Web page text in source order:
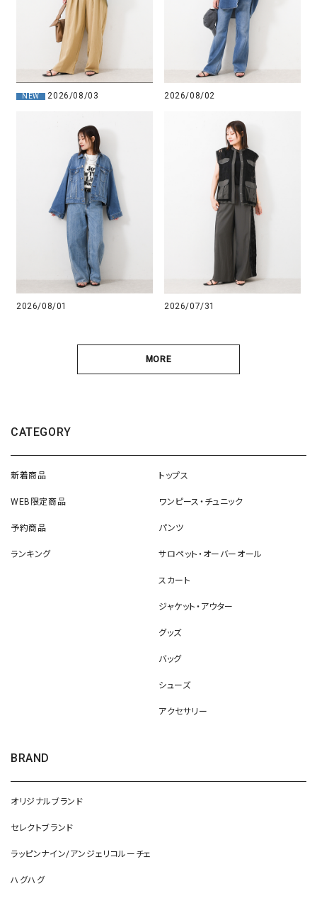
NEW 2026/08/03 2026/08/02
2026/08/01 2026/07/31
MORE
CATEGORY
新着商品
WEB限定商品
予約商品
ランキング
トップス
ワンピース・チュニック
パンツ
サロペット・オーバーオール
スカート
ジャケット・アウター
グッズ
バッグ
シューズ
アクセサリー
BRAND
オリジナルブランド
セレクトブランド
ラッピンナイン/アンジェリコルーチェ
ハグハグ